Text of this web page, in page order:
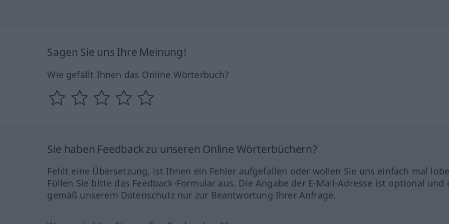
Sagen Sie uns Ihre Meinung!
Wie gefällt Ihnen das Online Wörterbuch?
Sie haben Feedback zu unseren Online Wörterbüchern?
Fehlt eine Übersetzung, ist Ihnen ein Fehler aufgefallen oder wollen Sie uns einfach mal
Füllen Sie bitte das Feedback-Formular aus. Die Angabe der E-Mail-Adresse ist optional und
gemäß unserem Datenschutz nur zur Beantwortung Ihrer Anfrage.